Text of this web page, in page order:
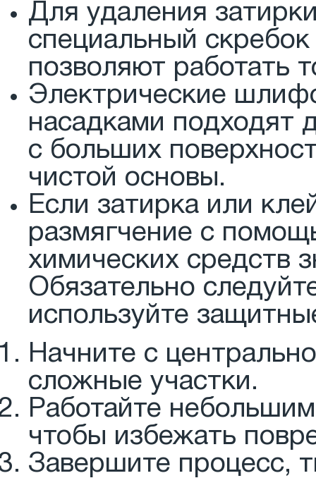
Для удаления
специальный
позволяют работать
Электрические
насадками подходят
с больших
чистой основы.
Если затирка или
размягчение с
химических средств
Обязательно
используйте
Начните с
сложные участки.
Работайте
чтобы избежать
Завершите процесс,